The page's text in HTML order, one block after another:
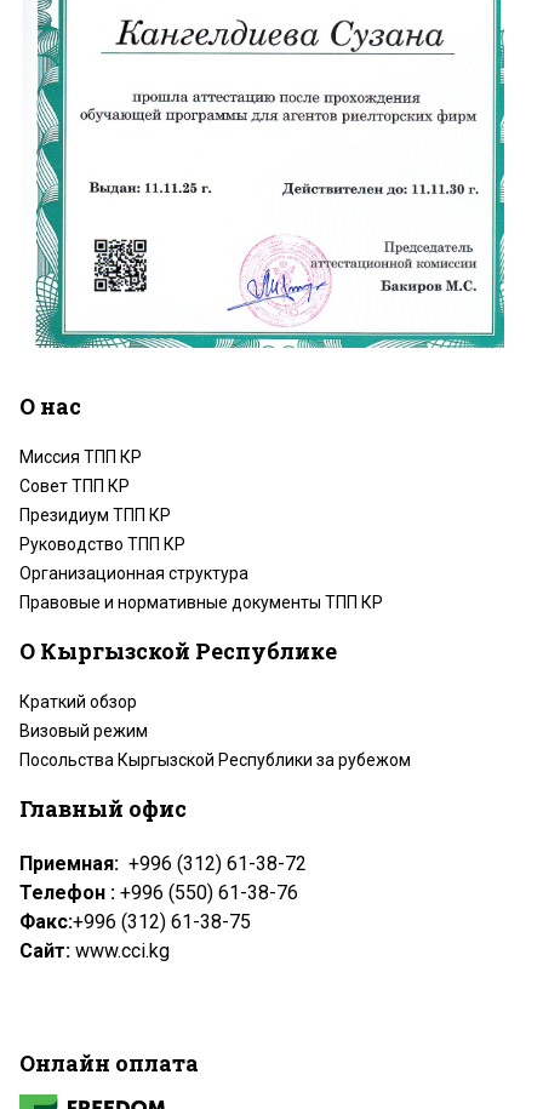
О нас
Миссия ТПП КР
Совет ТПП КР
Президиум ТПП КР
Руководство ТПП КР
Организационная структура
Правовые и нормативные документы ТПП КР
О Кыргызской Республике
Краткий обзор
Визовый режим
Посольства Кыргызской Республики за рубежом
Главный офис
Приемная: +996 (312) 61-38-72
Телефон : +996 (550) 61-38-76
Факс:+996 (312) 61-38-75
Сайт: www.cci.kg
Онлайн оплата